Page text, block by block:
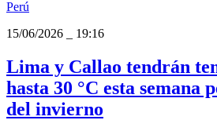
Perú
15/06/2026
19:16
Lima y Callao tendrán
hasta 30 °C esta semana
del invierno